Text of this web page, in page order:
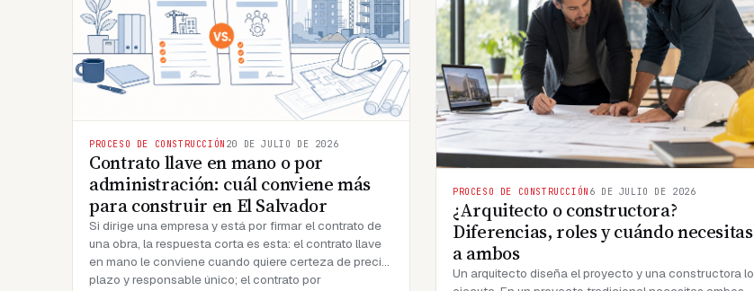
PROCESO DE CONSTRUCCIÓN 20 DE JULIO DE 2026
Contrato llave en mano o por
administración: cuál conviene más
para construir en El Salvador
Si dirige una empresa y está por firmar el contrato de
una obra, la respuesta corta es esta: el contrato llave
en mano le conviene cuando quiere certeza de precio,
plazo y responsable único; el contrato por
PROCESO DE CONSTRUCCIÓN 6 DE JULIO DE 2026
¿Arquitecto o constructora?
Diferencias, roles y cuándo necesitas
a ambos
Un arquitecto diseña el proyecto y una constructora lo